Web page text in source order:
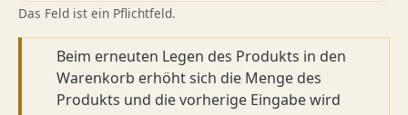
Das Feld ist ein Pflichtfeld.
Beim erneuten Legen des Produkts in den
Warenkorb erhöht sich die Menge des
Produkts und die vorherige Eingabe wird